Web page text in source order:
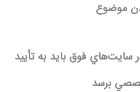
موضوع
فوق بايد به تأييد
برسد